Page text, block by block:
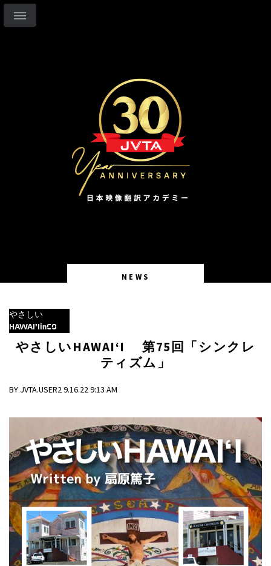
NEWS
やさしい
HAWAI’IinCO
やさしいHAWAI‘I 第75回「シンクレ
ティズム」
BY JVTA.USER2 9.16.22 9:13 AM